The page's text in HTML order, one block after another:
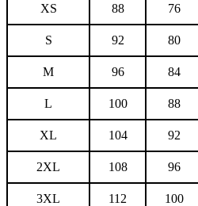
XS 88 76
S 92 80
M 96 84
L 100 88
XL 104 92
2XL 108 96
3XL 112 100